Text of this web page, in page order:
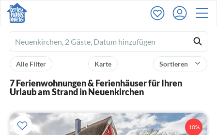
Ferienhausmiete
logo
Sortieren
Karte
Alle Filter
7 Ferienwohnungen & Ferienhäuser für Ihren
Urlaub am Strand in Neuenkirchen
10%